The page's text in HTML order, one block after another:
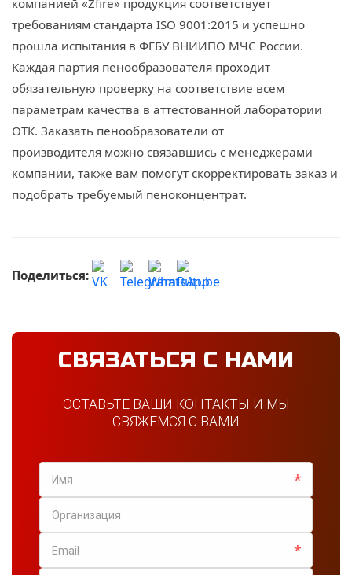
компанией «Zfire» продукция соответствует
требованиям стандарта ISO 9001:2015 и успешно
прошла испытания в ФГБУ ВНИИПО МЧС России.
Каждая партия пенообразователя проходит
обязательную проверку на соответствие всем
параметрам качества в аттестованной лаборатории
ОТК. Заказать пенообразователи от
производителя можно связавшись с менеджерами
компании, также вам помогут скорректировать заказ и
подобрать требуемый пеноконцентрат.
Поделиться:
СВЯЗАТЬСЯ С НАМИ
ОСТАВЬТЕ ВАШИ КОНТАКТЫ И МЫ
СВЯЖЕМСЯ С ВАМИ
*
*